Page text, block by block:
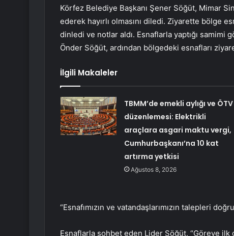
Körfez Belediye Başkanı Şener Söğüt, Mimar
ederek hayırlı olmasını diledi. Ziyarette bölge
dinledi ve notlar aldı. Esnaflarla yaptığı samimi
Önder Söğüt, ardından bölgedeki esnafları
İlgili Makaleler
TBMM’de emekli aylığı ve ÖTV
düzenlemesi: Elektrikli
araçlara asgari maktu vergi,
Cumhurbaşkanı’na 10 kat
artırma yetkisi
Ağustos 8, 2026
“Esnafımızın ve vatandaşlarımızın talepleri
Esnaflarla sohbet eden Lider Söğüt, “Göreve ilk